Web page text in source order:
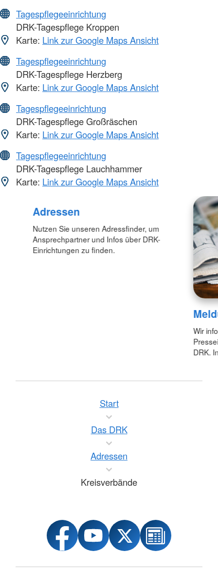
Tagespflegeeinrichtung
DRK-Tagespflege Kroppen
Karte: Link zur Google Maps Ansicht
Tagespflegeeinrichtung
DRK-Tagespflege Herzberg
Karte: Link zur Google Maps Ansicht
Tagespflegeeinrichtung
DRK-Tagespflege Großräschen
Karte: Link zur Google Maps Ansicht
Tagespflegeeinrichtung
DRK-Tagespflege Lauchhammer
Karte: Link zur Google Maps Ansicht
Foto: A. Zelck / DRKS
Adressen
Nutzen Sie unseren Adressfinder, um
Ansprechpartner und Infos über DRK-
Einrichtungen zu finden.
Wir
DRK.
Start
Das DRK
Adressen
Kreisverbände